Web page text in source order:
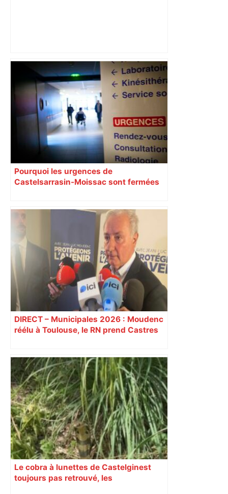
"Quand l’état d’esprit est bon, le rugby
devient plus simple" : Cros revient sur
la victoire au Vélodrome – Rugbyrama
Pourquoi les urgences de
Castelsarrasin-Moissac sont fermées
DIRECT – Municipales 2026 : Moudenc
réélu à Toulouse, le RN prend Castres
Le cobra à lunettes de Castelginest
toujours pas retrouvé, les